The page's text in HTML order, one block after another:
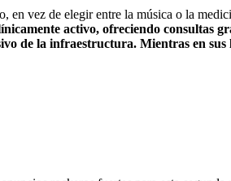
en vez de elegir entre la música o la
activo, ofreciendo consultas
de la infraestructura. Mientras en